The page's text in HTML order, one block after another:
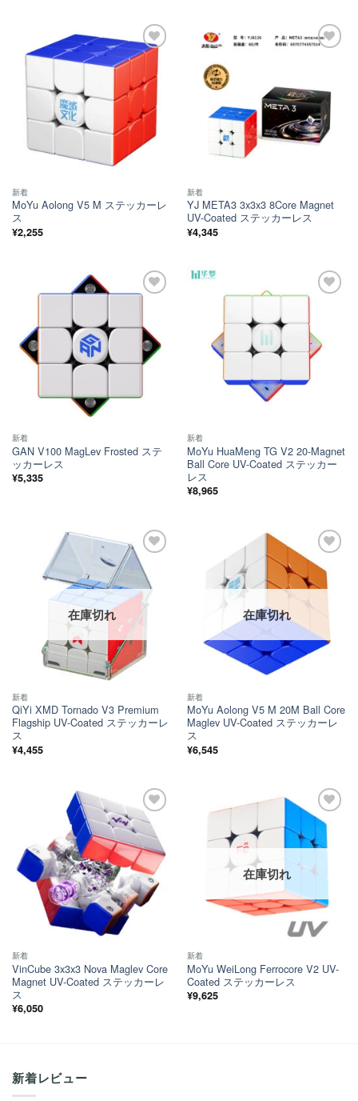
ほし
い！
新着
MoYu Aolong V5 M ステッカーレ
ス
¥2,255
新着
YJ META3 3x3x3 8Core Magnet
UV-Coated ステッカーレス
¥4,345
新着
GAN V100 MagLev Frosted ステ
ッカーレス
¥5,335
新着
MoYu HuaMeng TG V2 20-Magnet
Ball Core UV-Coated ステッカー
レス
¥8,965
い！
在庫切れ
新着
QiYi XMD Tornado V3 Premium
Flagship UV-Coated ステッカーレ
ス
¥4,455
い！
在庫切れ
新着
MoYu Aolong V5 M 20M Ball Core
Maglev UV-Coated ステッカーレ
ス
¥6,545
ほし
い！
新着
VinCube 3x3x3 Nova Maglev Core
Magnet UV-Coated ステッカーレ
ス
¥6,050
ほし
い！
在庫切れ
新着
MoYu WeiLong Ferrocore V2 UV-
Coated ステッカーレス
¥9,625
新着レビュー